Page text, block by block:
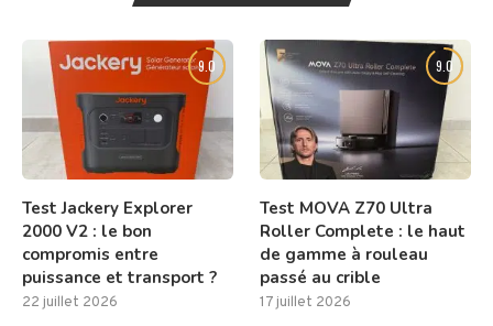
9.0
Test Jackery Explorer
2000 V2 : le bon
compromis entre
puissance et transport ?
22 juillet 2026
9.0
Test MOVA Z70 Ultra
Roller Complete : le haut
de gamme à rouleau
passé au crible
17 juillet 2026